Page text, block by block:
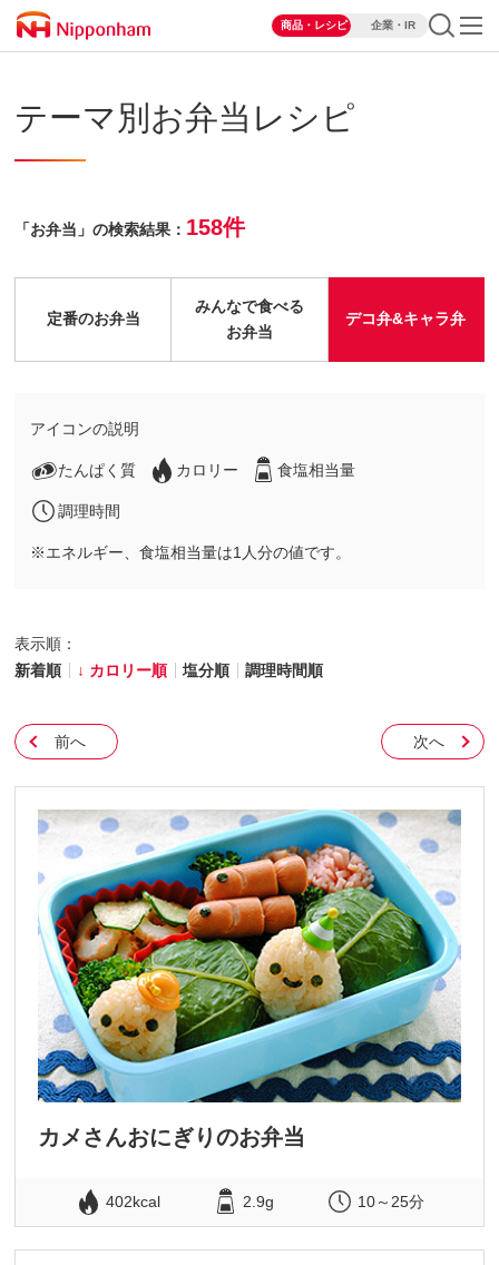
商品・レシピ 企業・IR
テーマ別お弁当レシピ
「お弁当」の検索結果： 158件
定番のお弁当
みんなで食べる
お弁当
デコ弁&キャラ弁
アイコンの説明
たんぱく質 カロリー 食塩相当量
調理時間
※エネルギー、食塩相当量は1人分の値です。
表示順：
新着順
カロリー順 塩分順 調理時間順
前へ 次へ
カメさんおにぎりのお弁当
402kcal 2.9g 10～25分